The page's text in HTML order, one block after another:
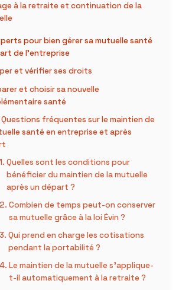
à la retraite et continuation de la
pour bien gérer sa mutuelle santé
de l’entreprise
et vérifier ses droits
et choisir sa nouvelle
santé
Questions fréquentes sur le maintien de
santé en entreprise et après
Quelles sont les conditions pour
bénéficier du maintien de la mutuelle
après un départ ?
Combien de temps peut-on conserver
sa mutuelle grâce à la loi Évin ?
Qui prend en charge les cotisations
pendant la portabilité ?
Le maintien de la mutuelle s’applique-
t-il automatiquement à la retraite ?